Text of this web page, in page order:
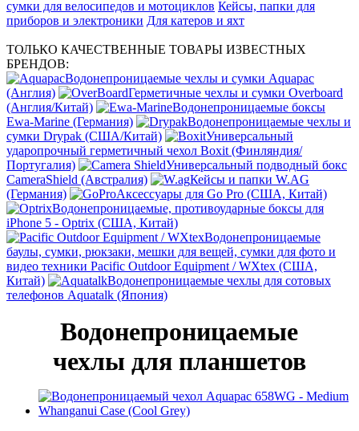
сумки для велосипедов и мотоциклов Кейсы, папки для
приборов и электроники Для катеров и яхт
ТОЛЬКО КАЧЕСТВЕННЫЕ ТОВАРЫ ИЗВЕСТНЫХ
БРЕНДОВ:
Водонепроницаемые чехлы и сумки Aquapac
(Англия)
Герметичные чехлы и сумки Overboard
(Англия/Китай)
Водонепроницаемые боксы
Ewa-Marine (Германия)
Водонепроницаемые чехлы и
сумки Drypak (США/Китай)
Универсальный
ударопрочный герметичный чехол Boxit (Финляндия/
Португалия)
Универсальный подводный бокс
CameraShield (Австралия)
Кейсы и папки W.AG
(Германия)
Аксессуары для Go Pro (США, Китай)
Водонепроницаемые, противоударные боксы для
iPhone 5 - Optrix (США, Китай)
Водонепроницаемые
баулы, сумки, рюкзаки, мешки для вещей, сумки для фото и
видео техники Pacific Outdoor Equipment / WXtex (США,
Китай)
Водонепроницаемые чехлы для сотовых
телефонов Aquatalk (Япония)
Водонепроницаемые
чехлы для планшетов